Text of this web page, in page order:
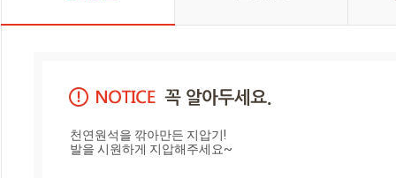
천연원석을 깎아만든 지압기!
발을 시원하게 지압해주세요~